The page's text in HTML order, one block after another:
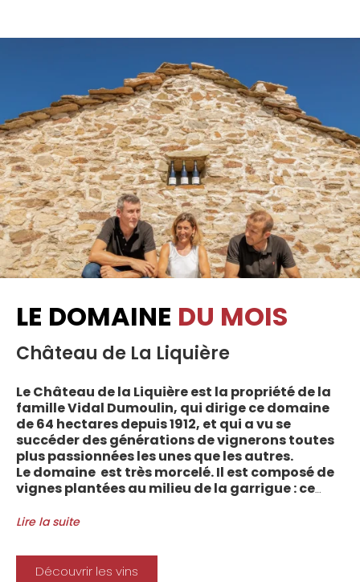
LE DOMAINE DU MOIS
Château de La Liquière
Le Château de la Liquière est la propriété de la
famille Vidal Dumoulin, qui dirige ce domaine
de 64 hectares depuis 1912, et qui a vu se
succéder des générations de vignerons toutes
plus passionnées les unes que les autres.
Le domaine est très morcelé. Il est composé de
vignes plantées au milieu de la garrigue : ce
entre les villages d’Autignac, Caussiniojouls,
l’Appellation. La grande majorité des parcelles,
sur sols de schistes, font face au sud, à la
Lire la suite
Découvrir les vins